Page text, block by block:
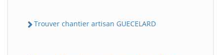
Trouver chantier artisan GUECELARD